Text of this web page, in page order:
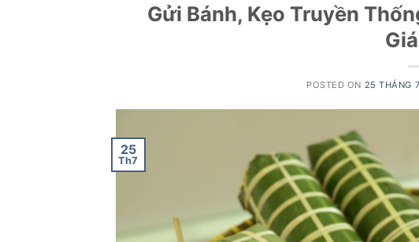
Gửi Bánh, Kẹo Truyền
POSTED ON 25 THÁNG
25
Th7